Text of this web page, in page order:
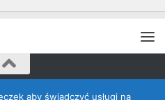
prawa zastrzeżone
aby świadczyć usługi na